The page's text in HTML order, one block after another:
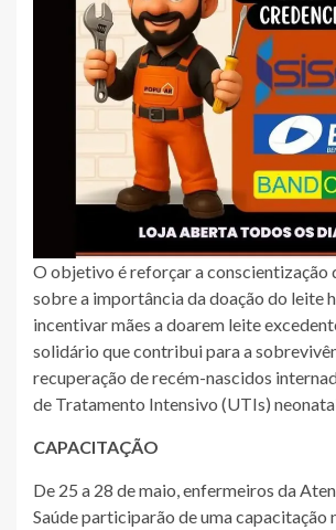
O objetivo é reforçar a conscientização
sobre a importância da doação do leite
incentivar mães a doarem leite
solidário que contribui para a
recuperação de recém-nascidos
de Tratamento Intensivo (UTIs)
CAPACITAÇÃO
De 25 a 28 de maio, enfermeiros da
Saúde participarão de uma capacitação